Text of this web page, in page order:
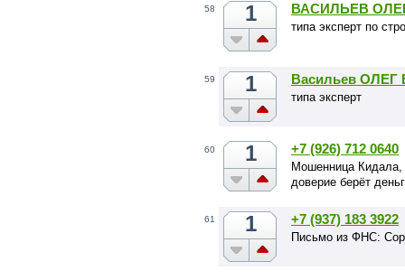
58 1 ВАСИЛЬЕВ
типа эксперт по
59 1 Васильев
типа эксперт
60 1 +7 (926) 712 0640
Мошенница Кидала,
доверие берёт
61 1 +7 (937) 183 3922
Письмо из ФНС: